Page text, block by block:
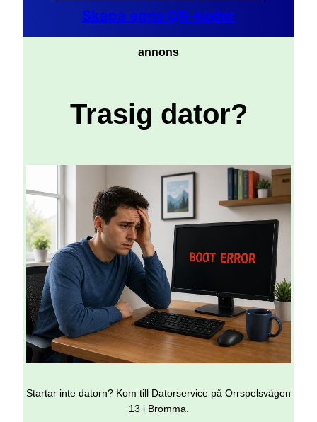
Skapa egna QR-koder
annons
Trasig dator?
Startar inte datorn? Kom till Datorservice på Orrspelsvägen
13 i Bromma.